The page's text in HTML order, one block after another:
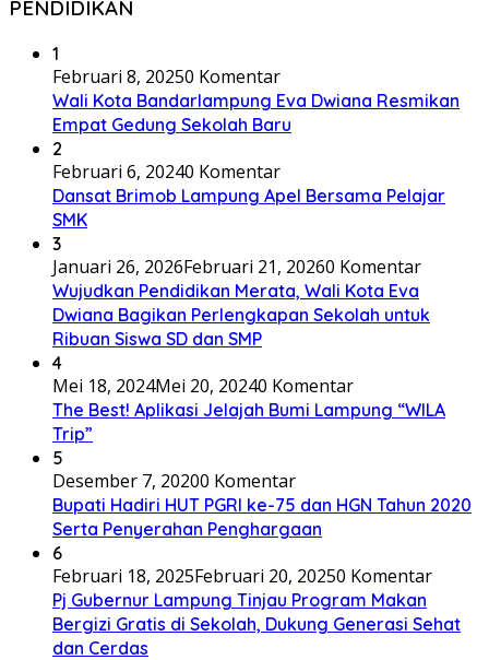
PENDIDIKAN
1
Februari 8, 20250 Komentar
Wali Kota Bandarlampung Eva Dwiana Resmikan
Empat Gedung Sekolah Baru
2
Februari 6, 20240 Komentar
Dansat Brimob Lampung Apel Bersama Pelajar
SMK
3
Januari 26, 2026Februari 21, 20260 Komentar
Wujudkan Pendidikan Merata, Wali Kota Eva
Dwiana Bagikan Perlengkapan Sekolah untuk
Ribuan Siswa SD dan SMP
4
Mei 18, 2024Mei 20, 20240 Komentar
The Best! Aplikasi Jelajah Bumi Lampung “WILA
Trip”
5
Desember 7, 20200 Komentar
Bupati Hadiri HUT PGRI ke-75 dan HGN Tahun 2020
Serta Penyerahan Penghargaan
6
Februari 18, 2025Februari 20, 20250 Komentar
Pj Gubernur Lampung Tinjau Program Makan
Bergizi Gratis di Sekolah, Dukung Generasi Sehat
dan Cerdas